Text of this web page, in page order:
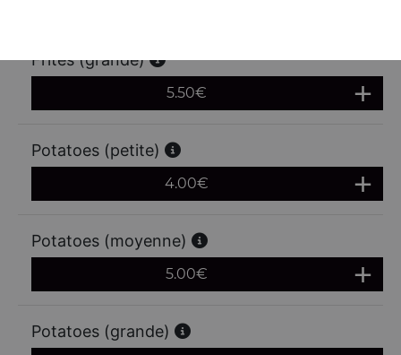
Frites (grande)
5.50€
Potatoes (petite)
4.00€
Potatoes (moyenne)
5.00€
Potatoes (grande)